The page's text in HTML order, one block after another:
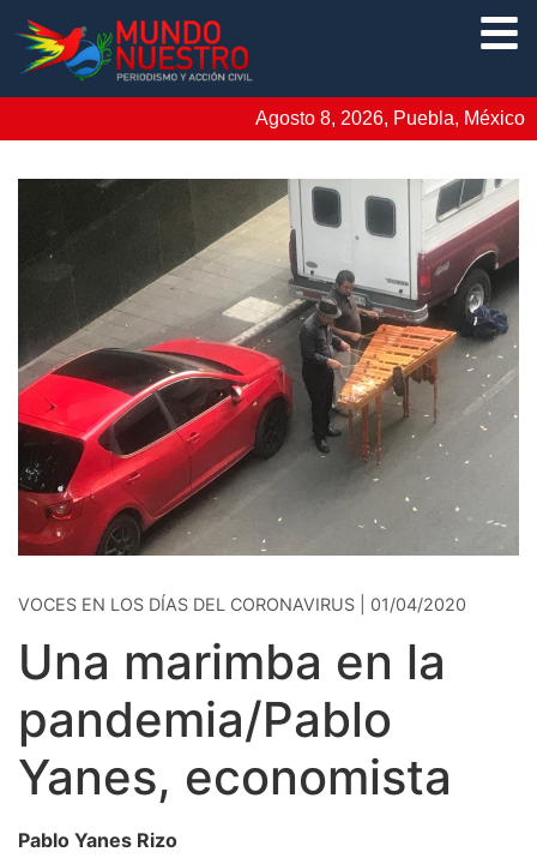
Agosto 8, 2026, Puebla, México
VOCES EN LOS DÍAS DEL CORONAVIRUS | 01/04/2020
Una marimba en la
pandemia/Pablo
Yanes, economista
Pablo Yanes Rizo